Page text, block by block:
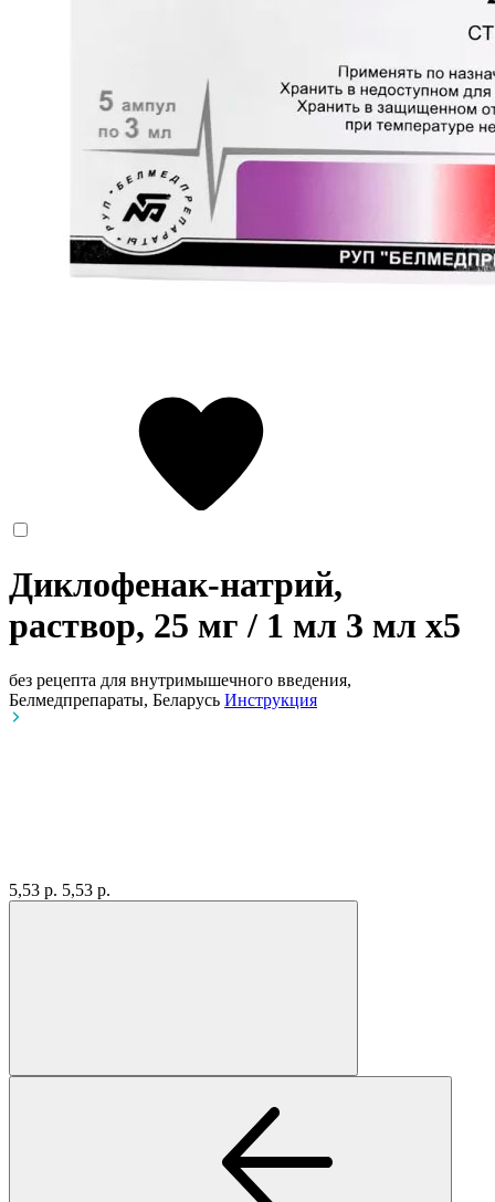
Диклофенак-натрий,
раствор, 25 мг / 1 мл 3 мл x5
без рецепта для внутримышечного введения,
Белмедпрепараты, Беларусь Инструкция
5,53 р. 5,53 р.